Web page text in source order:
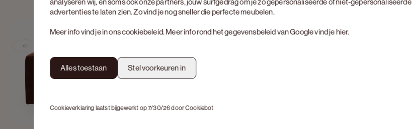
advertenties te laten zien. Zo vind je nog sneller die perfecte meubelen.
Meer info vind je in onscookiebeleid. Meer info rond het gegevensbeleid van Google vind jehier.
Alles toestaan Stel voorkeuren in
Cookieverklaring laatst bijgewerkt op 7/30/26 doorCookiebot
Previous slide